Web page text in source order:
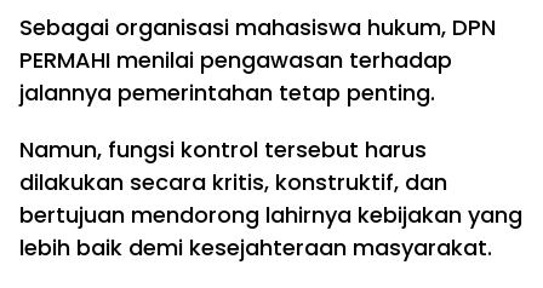
Sebagai organisasi mahasiswa hukum, DPN
PERMAHI menilai pengawasan terhadap
jalannya pemerintahan tetap penting.
Namun, fungsi kontrol tersebut harus
dilakukan secara kritis, konstruktif, dan
bertujuan mendorong lahirnya kebijakan yang
lebih baik demi kesejahteraan masyarakat.